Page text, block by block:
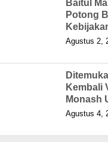
Baitul
Potong
Agustus 2,
Kembali
Monash
Agustus 4,